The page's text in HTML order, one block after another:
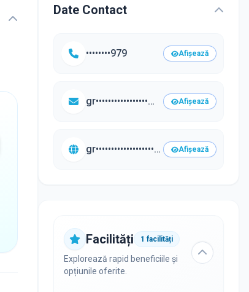
Date Contact
••••••••979 Afișează
gr•••••••••••••••••@g••••.com
Afișează
gr••••••••••••••••••••••••.ro/•••Afișează
Facilități 1 facilități
Explorează rapid beneficiile și
opțiunile oferite.